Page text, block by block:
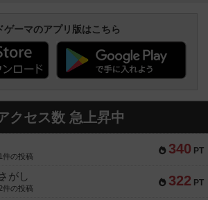
ゲーマのアプリ版はこちら
クセス数 急上昇中
340 PT
1件の投稿
322 PT
がし
2件の投稿